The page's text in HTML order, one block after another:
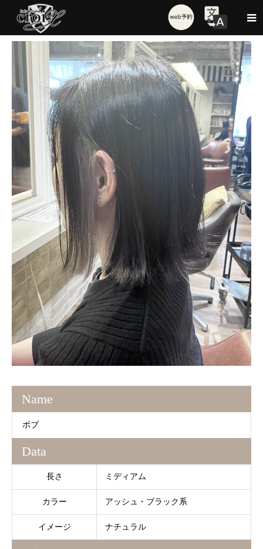
Style ボブ
Name
ボブ
Data
長さ ミディアム
カラー アッシュ・ブラック系
イメージ ナチュラル